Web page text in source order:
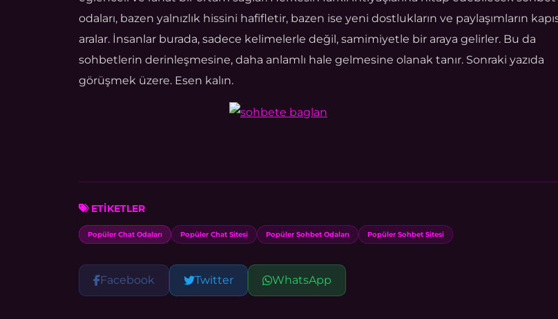
odaları, bazen yalnızlık hissini hafifletir, bazen ise yeni dostlukların ve paylaşımların
aralar. İnsanlar burada, sadece kelimelerle değil, samimiyetle bir araya gelirler. Bu da
sohbetlerin derinleşmesine, daha anlamlı hale gelmesine olanak tanır. Sonraki yazıda
görüşmek üzere. Esen kalın.
ETİKETLER
Popüler Chat Odaları Popüler Chat Sitesi Popüler Sohbet Odaları Popüler Sohbet Sitesi
Facebook Twitter WhatsApp